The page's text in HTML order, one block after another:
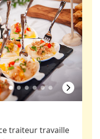
traiteur travaille